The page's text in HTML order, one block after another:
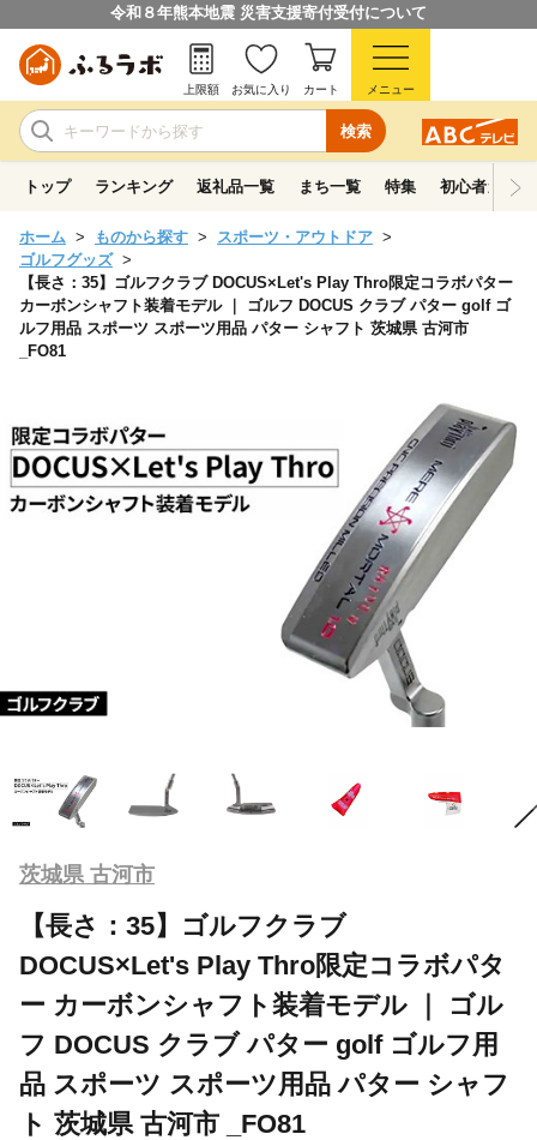
令和８年熊本地震 災害支援寄付受付について
検索
上限額 お気に入り カート メニュー
トップ ランキング 返礼品一覧 まち一覧 特集 初心者ガイド
ホーム ものから探す
スポーツ・アウトドア
ゴルフグッズ
【長さ：35】ゴルフクラブ DOCUS×Let's Play Thro限定コラボパター
カーボンシャフト装着モデル ｜ ゴルフ DOCUS クラブ パター golf ゴ
ルフ用品 スポーツ スポーツ用品 パター シャフト 茨城県 古河市
_FO81
茨城県 古河市
【長さ：35】ゴルフクラブ
DOCUS×Let's Play Thro限定コラボパタ
ー カーボンシャフト装着モデル ｜ ゴル
フ DOCUS クラブ パター golf ゴルフ用
品 スポーツ スポーツ用品 パター シャフ
ト 茨城県 古河市 _FO81